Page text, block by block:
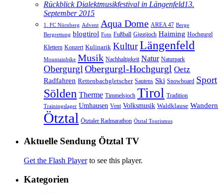
Rückblick Dialektmusikfestival in Längenfeld13.
September 2015
1. FC Nürnberg Advent Aqua Dome AREA 47 Berge
Bergrettung blogtirol Foto Fußball Giggijoch Haiming Hochgurgl
Klettern Konzert Kulinarik KulturLängenfeld
Mountainbike Musik Nachhaltigkeit Natur Naturpark
ObergurglObergurgl-Hochgurgl Oetz
Radfahren Rettenbachgletscher Sautens Ski Snowboard Sport
Sölden Therme Timmelsjoch Tirol Tradition
Trainingslager Umhausen Vent Volksmusik Waldklause Wandern
Ötztal Ötztaler Radmarathon Ötztal Tourismus
Aktuelle Sendung Ötztal TV
Get the Flash Playerto see this player.
Kategorien